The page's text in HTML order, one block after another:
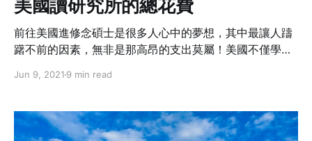
美國讀研究所的總花費
前往美國進修念碩士是很多人心中的夢想，其中最讓人躊
躇不前的因素，無非是那高昂的支出莫屬！美國不僅學費
校前準確估算自己的總支出呢？作者曾在美國賓州匹茲堡
費，也提供一些簡單的省錢方法幫你省下你在美國的開
銷。
Jun 9, 2021 9 min read